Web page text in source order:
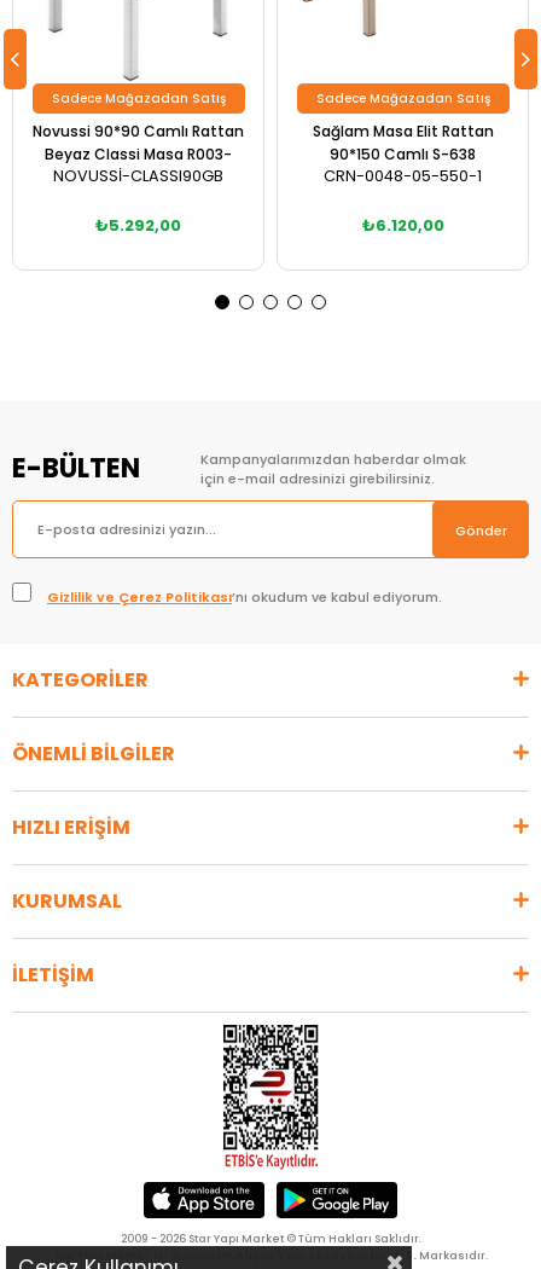
Novussi 90*90 Camlı Rattan
Beyaz Classi Masa R003-
NOVUSSİ-CLASSI90GB
₺5.292,00
Sadece Mağazadan Satış
Sağlam Masa Elit Rattan
90*150 Camlı S-638
CRN-0048-05-550-1
₺6.120,00
Sadece Mağazadan Satış
E-BÜLTEN
Kampanyalarımızdan haberdar olmak
için e-mail adresinizi girebilirsiniz.
Gönder
Gizlilik ve Çerez Politikası’nı okudum ve kabul ediyorum.
KATEGORİLER
ÖNEMLİ BİLGİLER
HIZLI ERİŞİM
KURUMSAL
İLETİŞİM
2009 - 2026 Star Yapı Market © Tüm Hakları Saklıdır.
Çağlayan Ahşap Yapı Aksesuarları A.Ş. Markasıdır.